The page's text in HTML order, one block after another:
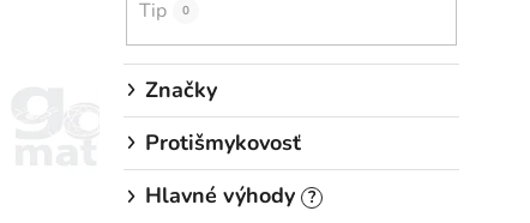
Tip 0
Značky
Protišmykovosť
Hlavné výhody ?